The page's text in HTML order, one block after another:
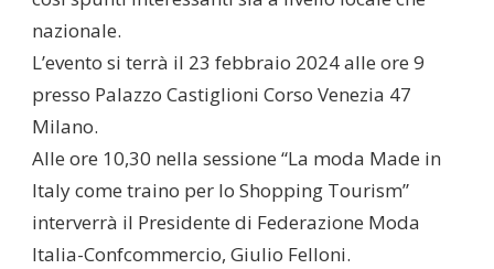
nazionale.
L’evento si terrà il 23 febbraio 2024 alle ore 9
presso Palazzo Castiglioni Corso Venezia 47
Milano.
Alle ore 10,30 nella sessione “La moda Made in
Italy come traino per lo Shopping Tourism”
interverrà il Presidente di Federazione Moda
Italia-Confcommercio, Giulio Felloni.